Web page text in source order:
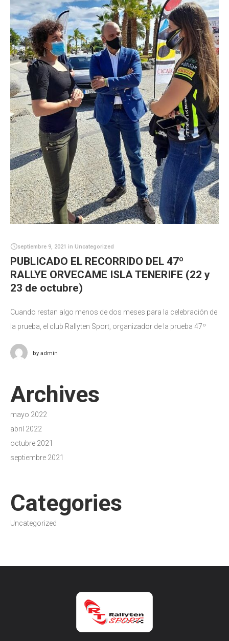
septiembre 9, 2021 in Uncategorized
PUBLICADO EL RECORRIDO DEL 47º
RALLYE ORVECAME ISLA TENERIFE (22 y
23 de octubre)
Cuando restan algo menos de dos meses para la celebración de
la prueba, el club Rallyten Sport, organizador de la prueba 47º
by admin
Archives
mayo 2022
abril 2022
octubre 2021
septiembre 2021
Categories
Uncategorized